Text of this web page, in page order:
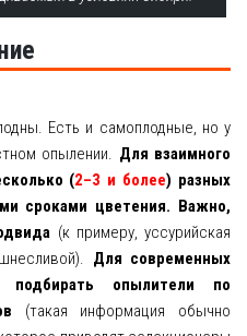
Есть и самоплодные, но у
опылении. Для взаимного
(2–3 и более) разных
сроками цветения. Важно,
(к примеру, уссурийская
Для современных
опылители по
(такая информация обычно